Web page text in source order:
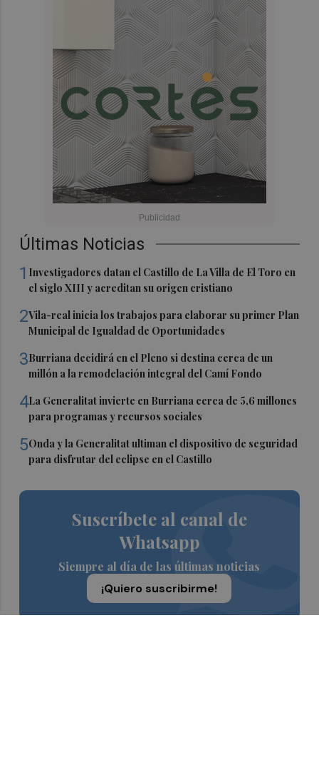
Últimas Noticias
1 Investigadores datan el Castillo de La Villa de El Toro en
el siglo XIII y acreditan su origen cristiano
2Vila-real inicia los trabajos para elaborar su primer Plan
Municipal de Igualdad de Oportunidades
3Burriana decidirá en el Pleno si destina cerca de un
millón a la remodelación integral del Camí Fondo
4La Generalitat invierte en Burriana cerca de 5,6 millones
para programas y recursos sociales
5Onda y la Generalitat ultiman el dispositivo de seguridad
para disfrutar del eclipse en el Castillo
Suscríbete al canal de
Whatsapp
Siempre al día de las últimas noticias
¡Quiero suscribirme!